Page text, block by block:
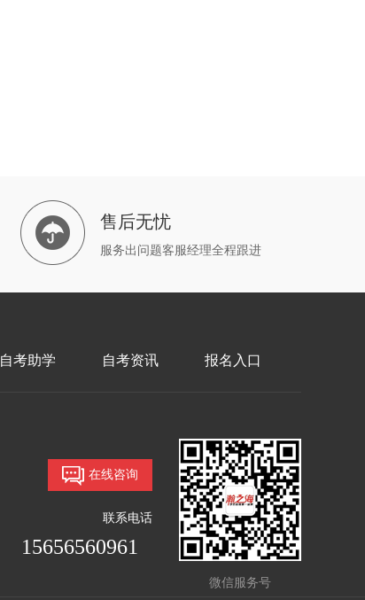
售后无忧
服务出问题客服经理全程跟进
自考助学 自考资讯 报名入口
微信服务号
在线咨询
联系电话
15656560961